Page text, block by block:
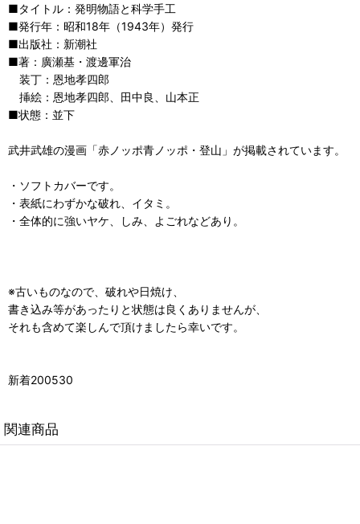
■タイトル：発明物語と科学手工
■発行年：昭和18年（1943年）発行
■出版社：新潮社
■著：廣瀬基・渡邊軍治
装丁：恩地孝四郎
挿絵：恩地孝四郎、田中良、山本正
■状態：並下
武井武雄の漫画「赤ノッポ青ノッポ・登山」が掲載されています。
・ソフトカバーです。
・表紙にわずかな破れ、イタミ。
・全体的に強いヤケ、しみ、よごれなどあり。
※古いものなので、破れや日焼け、
書き込み等があったりと状態は良くありませんが、
それも含めて楽しんで頂けましたら幸いです。
新着200530
関連商品